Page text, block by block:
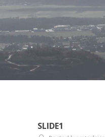
SLIDE1